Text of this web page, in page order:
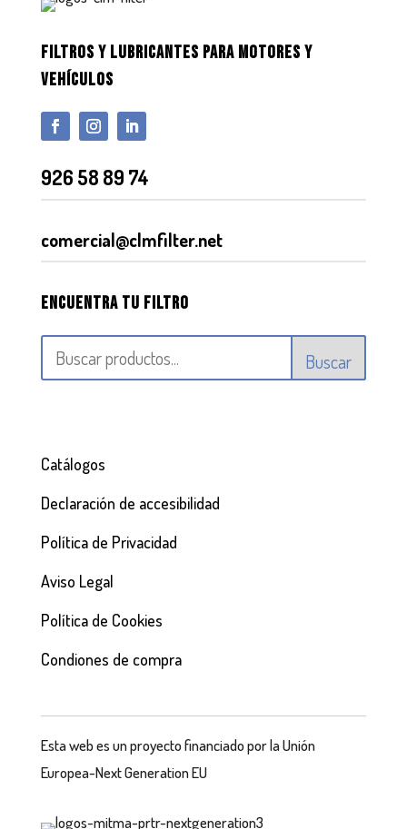
FILTROS Y LUBRICANTES PARA MOTORES Y
VEHÍCULOS
926 58 89 74
comercial@clmfilter.net
Encuentra tu filtro
Buscar
Catálogos
Declaración de accesibilidad
Política de Privacidad
Aviso Legal
Política de Cookies
Condiones de compra
Esta web es un proyecto financiado por la Unión
Europea-Next Generation EU